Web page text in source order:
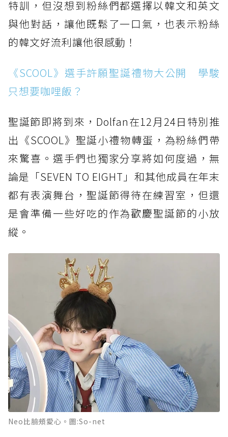
特訓，但沒想到粉絲們都選擇以韓文和英文
與他對話，讓他既鬆了一口氣，也表示粉絲
的韓文好流利讓他很感動！
《SCOOL》選手許願聖誕禮物大公開 學駿
只想要咖哩飯？
聖誕節即將到來，Dolfan在12月24日特別推
出《SCOOL》聖誕小禮物轉蛋，為粉絲們帶
來驚喜。選手們也獨家分享將如何度過，無
論是「SEVEN TO EIGHT」和其他成員在年末
都有表演舞台，聖誕節得待在練習室，但還
是會準備一些好吃的作為歡慶聖誕節的小放
縱。
Neo比臉頰愛心。圖:So-net